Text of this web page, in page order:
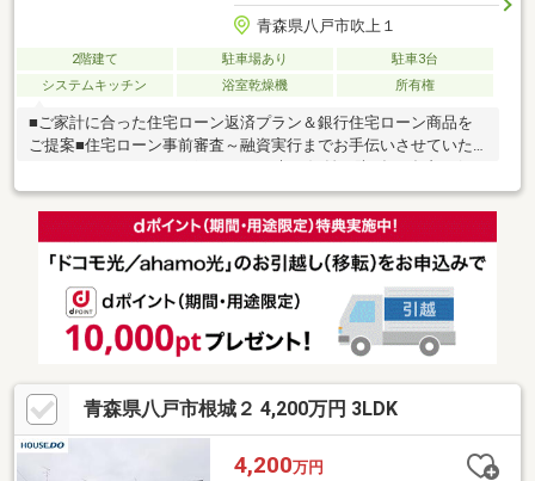
青森県八戸市吹上１
2階建て 駐車場あり
駐車3台
システムキッチン
浴室乾燥機 所有権
■ご家計に合った住宅ローン返済プラン＆銀行住宅ローン商品を
ご提案■住宅ローン事前審査～融資実行までお手伝いさせていた
ルの洗面化粧台！▽サンルームは2箇所あるため、カーペットや布
団を洗濯しても干す場所に困りません◎▽1階にはリビング以外に
2部屋居室があり、小さなお子様や高齢の方がいるご家族に安心・
ピッタリの間取りです♪▽カーポート3台≪周辺環境≫▽吹上眼科
る】物件の詳細を知りたい方は【資料請求・お問合せ】よりお気
軽にお問合せくださいませ♪
青森県八戸市根城２ 4,200万円 3LDK
4,200万円